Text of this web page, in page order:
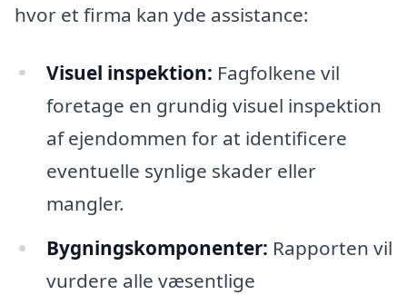
hvor et firma kan yde assistance:
Visuel inspektion: Fagfolkene vil
foretage en grundig visuel inspektion
af ejendommen for at identificere
eventuelle synlige skader eller
mangler.
Bygningskomponenter: Rapporten vil
vurdere alle væsentlige